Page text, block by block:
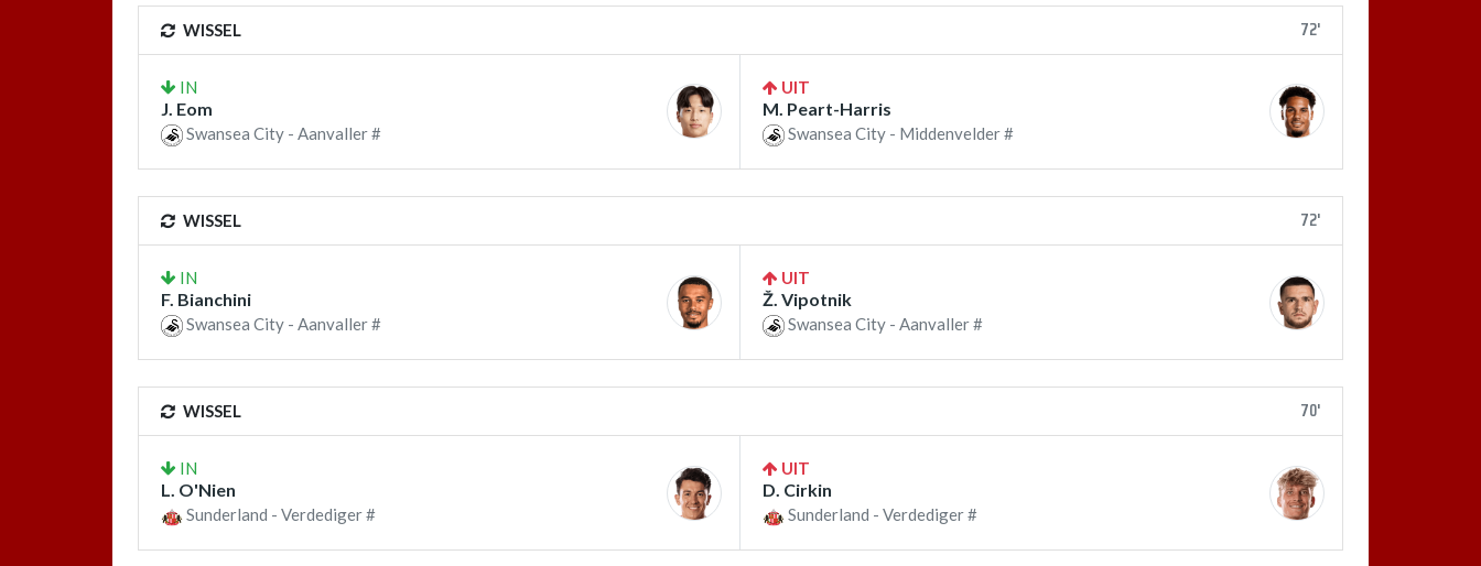
WISSEL 72'
IN
J. Eom
Swansea City - Aanvaller #
UIT
M. Peart-Harris
Swansea City - Middenvelder #
WISSEL 72'
IN
F. Bianchini
Swansea City - Aanvaller #
UIT
Ž. Vipotnik
Swansea City - Aanvaller #
WISSEL 70'
IN
L. O'Nien
Sunderland - Verdediger #
UIT
D. Cirkin
Sunderland - Verdediger #